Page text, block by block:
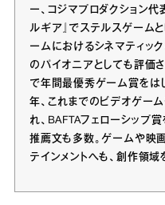
ー、コジマプロダクション代
ルギア』でステルスゲーム
ームにおけるシネマティッ
のパイオニアとしても評価
で年間最優秀ゲーム賞をは
年、これまでのビデオゲー
れ、BAFTAフェローシップ
推薦文も多数。ゲームや映
テインメントへも、創作領域